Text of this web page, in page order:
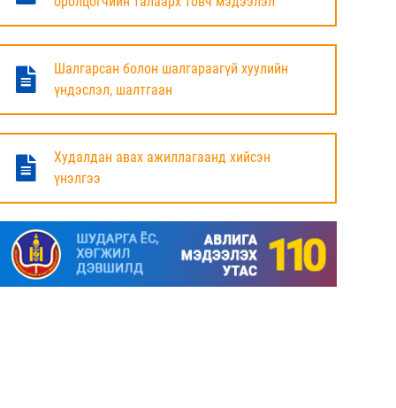
ХҮЛЭЭЛЦЭЖ БАЙНА
6 сар
МАЛ ТООЛЛОГЫН НЭГДСЭН ДҮНГ
ТАНИЛЦУУЛЛАА.
6 сар
НИЙСЛЭЛИЙН ИРГЭДИЙН
ТӨЛӨӨЛӨГЧДИЙН ХУРЛЫН ДАРГА, ЗАСАГ
ДАРГА НАРТАЙ ЦАХИМ УУЛЗАЛТ ХИЙЖ
БАЙНА
Шалгарсан болон шалгараагүй хуулийн
үндэслэл, шалтгаан
Худалдан авах ажиллагаанд хийсэн
үнэлгээ